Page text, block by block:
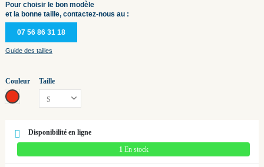
Pour choisir le bon modèle
et la bonne taille, contactez-nous au :
07 56 86 31 18
Guide des tailles
Couleur
strong ruby red - glossy
Taille
Disponibilité en ligne
1 En stock